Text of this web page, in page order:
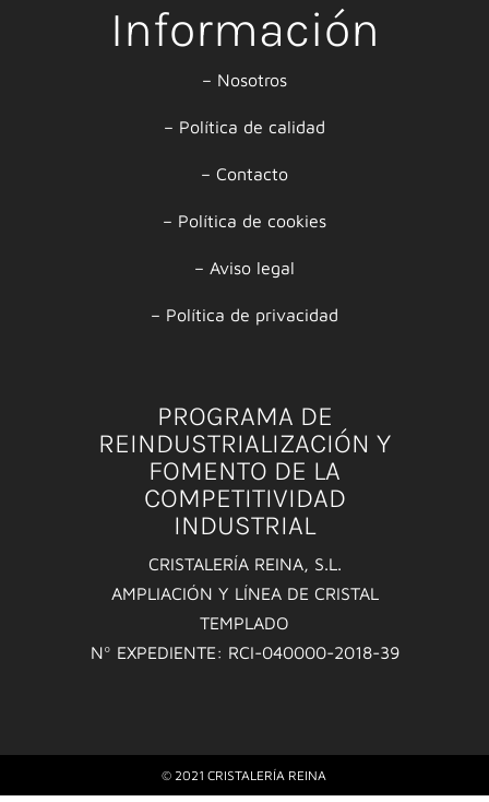
Información
– Nosotros
– Política de calidad
– Contacto
– Política de cookies
– Aviso legal
– Política de privacidad
PROGRAMA DE
REINDUSTRIALIZACIÓN Y
FOMENTO DE LA
COMPETITIVIDAD
INDUSTRIAL
CRISTALERÍA REINA, S.L.
AMPLIACIÓN Y LÍNEA DE CRISTAL
TEMPLADO
Nº EXPEDIENTE: RCI-040000-2018-39
© 2021 CRISTALERÍA REINA